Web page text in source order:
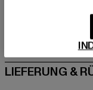
GRÖSSE
LIEFERUNG &